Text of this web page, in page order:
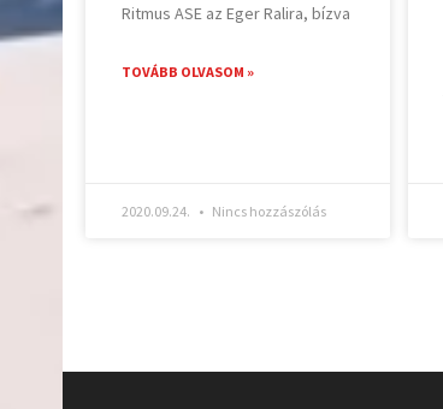
Ritmus ASE az Eger Ralira, bízva
TOVÁBB OLVASOM »
2020.09.24. Nincs hozzászólás